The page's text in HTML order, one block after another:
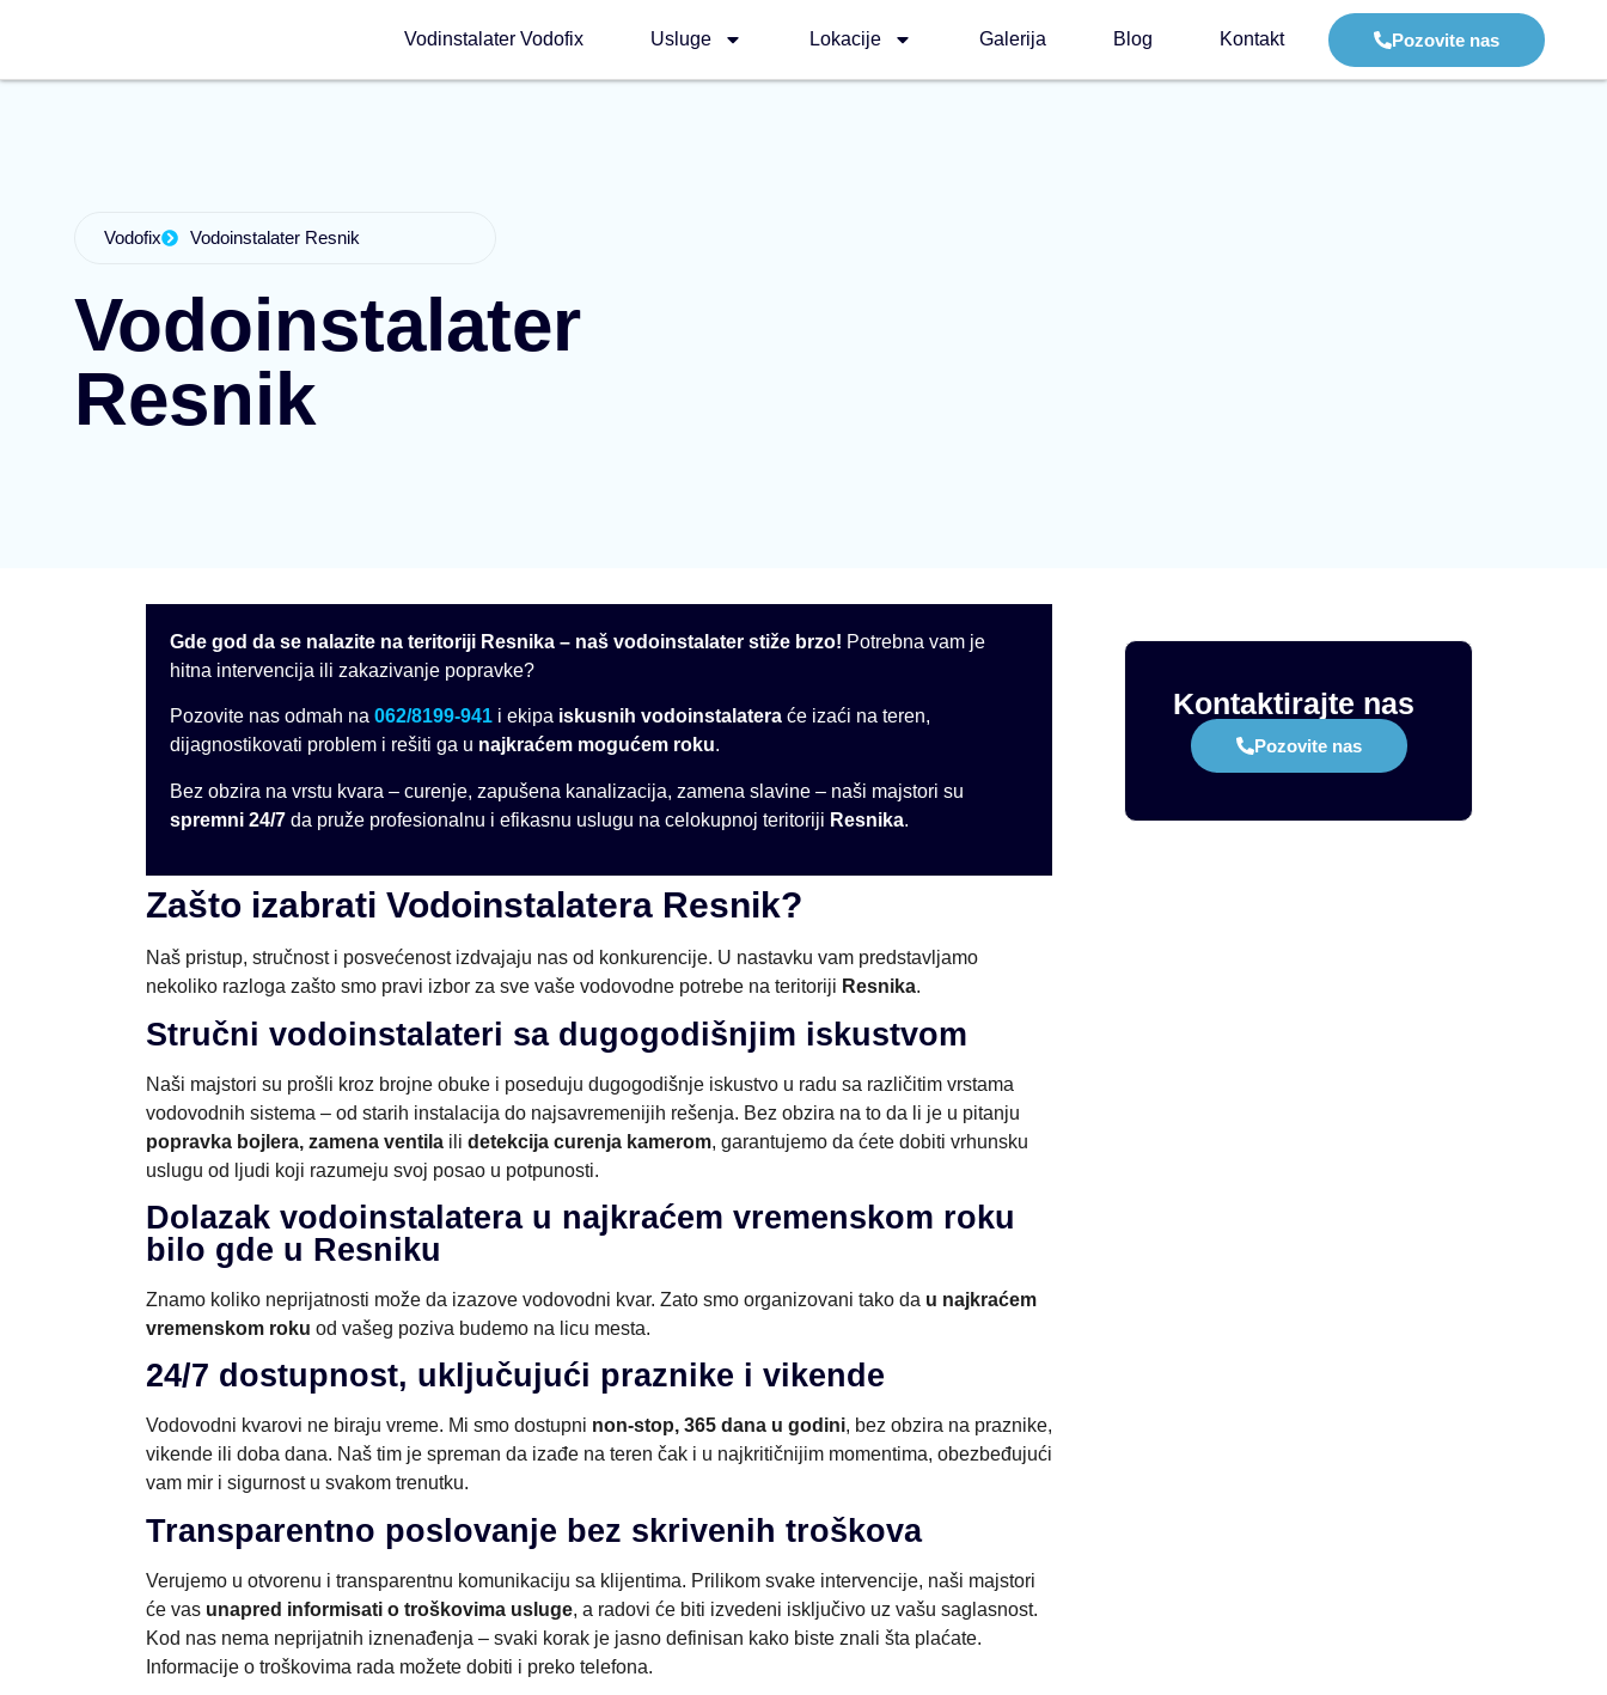
Vodinstalater Vodofix Usluge Lokacije Galerija Blog Kontakt Pozovite nas
Vodofix Vodoinstalater Resnik
Vodoinstalater
Resnik
Gde god da se nalazite na teritoriji Resnika – naš vodoinstalater stiže brzo! Potrebna vam je
hitna intervencija ili zakazivanje popravke?
Pozovite nas odmah na 062/8199-941 i ekipa iskusnih vodoinstalatera će izaći na teren,
dijagnostikovati problem i rešiti ga u najkraćem mogućem roku.
Bez obzira na vrstu kvara – curenje, zapušena kanalizacija, zamena slavine – naši majstori su
spremni 24/7 da pruže profesionalnu i efikasnu uslugu na celokupnoj teritoriji Resnika.
Zašto izabrati Vodoinstalatera Resnik?
Naš pristup, stručnost i posvećenost izdvajaju nas od konkurencije. U nastavku vam predstavljamo
nekoliko razloga zašto smo pravi izbor za sve vaše vodovodne potrebe na teritoriji Resnika.
Stručni vodoinstalateri sa dugogodišnjim iskustvom
Naši majstori su prošli kroz brojne obuke i poseduju dugogodišnje iskustvo u radu sa različitim vrstama
vodovodnih sistema – od starih instalacija do najsavremenijih rešenja. Bez obzira na to da li je u pitanju
popravka bojlera, zamena ventila ili detekcija curenja kamerom, garantujemo da ćete dobiti vrhunsku
uslugu od ljudi koji razumeju svoj posao u potpunosti.
Dolazak vodoinstalatera u najkraćem vremenskom roku
bilo gde u Resniku
Znamo koliko neprijatnosti može da izazove vodovodni kvar. Zato smo organizovani tako da u najkraćem
vremenskom roku od vašeg poziva budemo na licu mesta.
24/7 dostupnost, uključujući praznike i vikende
Vodovodni kvarovi ne biraju vreme. Mi smo dostupni non-stop, 365 dana u godini, bez obzira na praznike,
vikende ili doba dana. Naš tim je spreman da izađe na teren čak i u najkritičnijim momentima, obezbeđujući
vam mir i sigurnost u svakom trenutku.
Transparentno poslovanje bez skrivenih troškova
Verujemo u otvorenu i transparentnu komunikaciju sa klijentima. Prilikom svake intervencije, naši majstori
će vas unapred informisati o troškovima usluge, a radovi će biti izvedeni isključivo uz vašu saglasnost.
Kod nas nema neprijatnih iznenađenja – svaki korak je jasno definisan kako biste znali šta plaćate.
Informacije o troškovima rada možete dobiti i preko telefona.
Kontaktirajte nas
Pozovite nas